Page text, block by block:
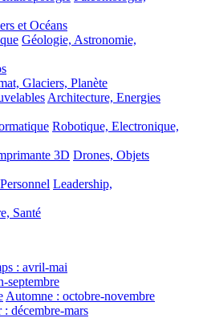
et Océans
Géologie, Astronomie,
Glaciers, Planète
Architecture, Energies
Robotique, Electronique,
3D Drones, Objets
Leadership,
Santé
: avril-mai
septembre
Automne : octobre-novembre
décembre-mars